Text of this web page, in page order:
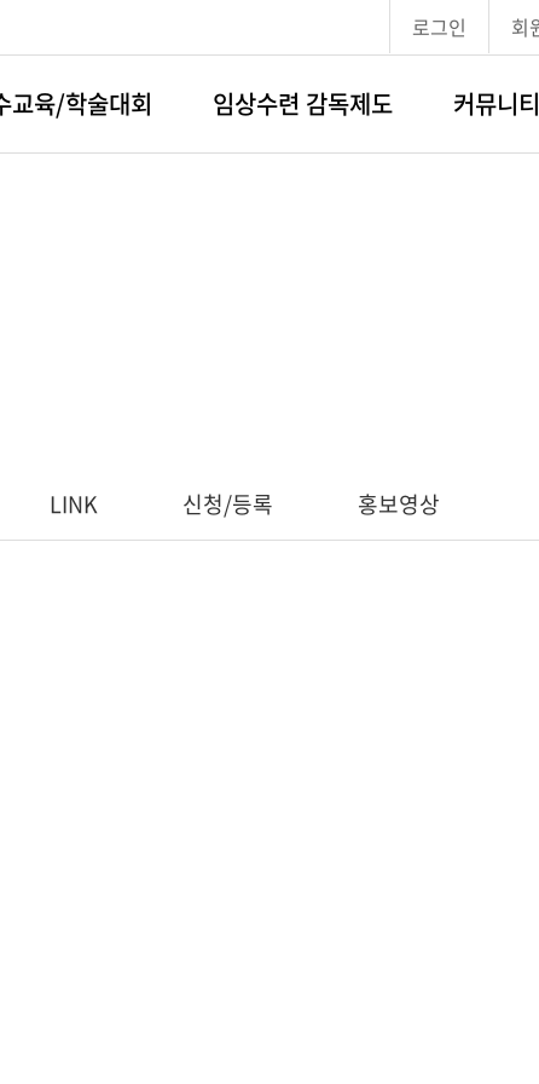
로그인 회
교육/학술대회 임상수련 감독제도 커뮤니티
LINK 신청/등록 홍보영상